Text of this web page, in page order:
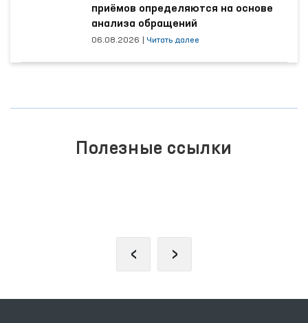
приёмов определяются на основе
анализа обращений
06.08.2026 Читать далее
Полезные ссылки
‹ ›